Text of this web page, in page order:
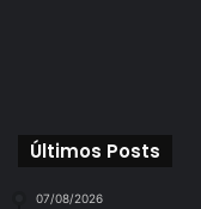
Últimos Posts
07/08/2026